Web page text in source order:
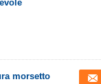
morsetto